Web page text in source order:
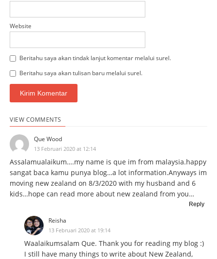
Website
Beritahu saya akan tindak lanjut komentar melalui surel.
Beritahu saya akan tulisan baru melalui surel.
VIEW COMMENTS
Que Wood
13 Februari 2020 at 12:14
Assalamualaikum….my name is que im from malaysia.happy
sangat baca kamu punya blog…a lot information.Anyways im
moving new zealand on 8/3/2020 with my husband and 6
kids…hope can read more about new zealand from you…
Reply
Reisha
13 Februari 2020 at 19:14
Waalaikumsalam Que. Thank you for reading my blog :)
I still have many things to write about New Zealand,